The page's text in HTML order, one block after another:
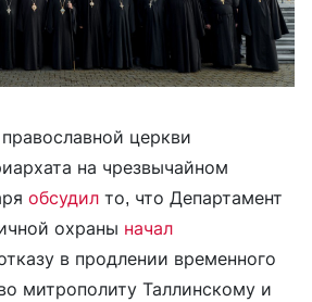
церкви
на чрезвычайном
обсудил то, что Департамент
охраны начал
в продлении временного
митрополиту Таллинскому и